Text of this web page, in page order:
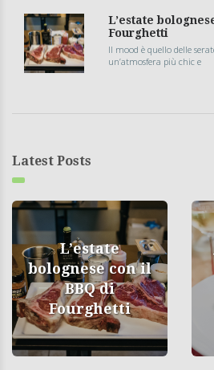
L’estate
Fourghetti
Il mood è quello delle
un’atmosfera più chic e
Latest Posts
L’estate
bolognese con il
BBQ di
Fourghetti